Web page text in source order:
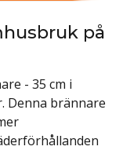
på
- 35 cm i
Denna brännare